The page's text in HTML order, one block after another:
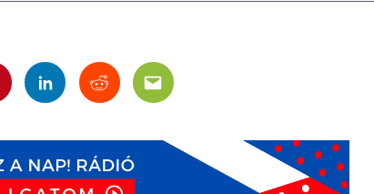
LinkedinRedditEmail